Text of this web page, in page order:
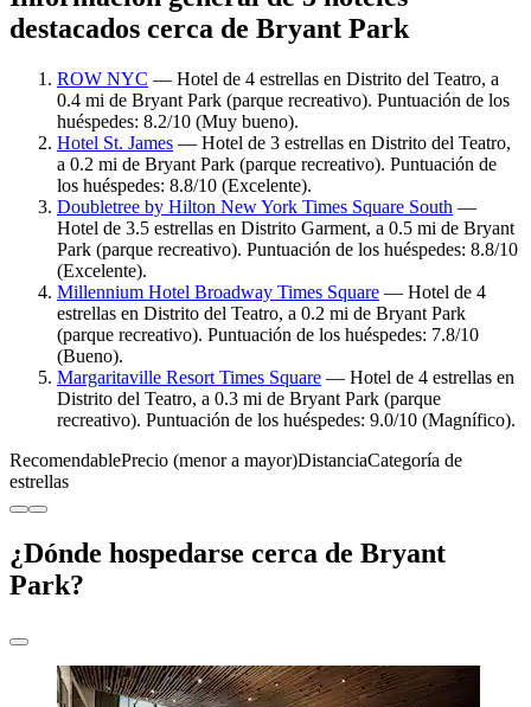
destacados cerca de Bryant Park
ROW NYC — Hotel de 4 estrellas en Distrito del Teatro, a
0.4 mi de Bryant Park (parque recreativo). Puntuación de los
huéspedes: 8.2/10 (Muy bueno).
Hotel St. James — Hotel de 3 estrellas en Distrito del Teatro,
a 0.2 mi de Bryant Park (parque recreativo). Puntuación de
los huéspedes: 8.8/10 (Excelente).
Doubletree by Hilton New York Times Square South —
Hotel de 3.5 estrellas en Distrito Garment, a 0.5 mi de Bryant
Park (parque recreativo). Puntuación de los huéspedes: 8.8/10
(Excelente).
Millennium Hotel Broadway Times Square — Hotel de 4
estrellas en Distrito del Teatro, a 0.2 mi de Bryant Park
(parque recreativo). Puntuación de los huéspedes: 7.8/10
(Bueno).
Margaritaville Resort Times Square — Hotel de 4 estrellas en
Distrito del Teatro, a 0.3 mi de Bryant Park (parque
recreativo). Puntuación de los huéspedes: 9.0/10 (Magnífico).
RecomendablePrecio (menor a mayor)DistanciaCategoría de
estrellas
¿Dónde hospedarse cerca de Bryant
Park?